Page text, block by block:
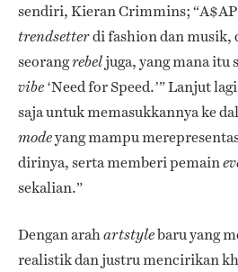
sendiri, Kieran Crimmins;
trendsetterdi fashion dan musik,
seorangrebeljuga, yang mana itu
vibe ‘Need for Speed.’” Lanjut
saja untuk memasukkannya ke
modeyang mampu
dirinya, serta memberi pemain
sekalian.”
Dengan arahartstylebaru yang
realistik dan justru mencirikan